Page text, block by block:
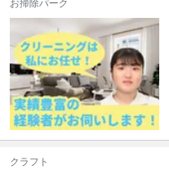
お掃除パーク
クラフト